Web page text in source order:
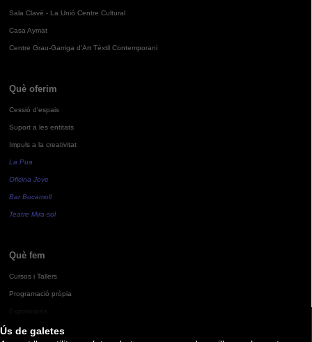
Ús de galetes
Sala Clavé - La Unió Centre Cultural
Casa Aymat
Centre Grau-Garriga d'Art Tèxtil Contemporani
Què oferim
Cessió d'espais
Suport a les entitats
Impuls a la creativitat
La Pua
Oficina Jove
Bar Bocamoll
Teatre Mira-sol
Què fem
Cursos i Tallers
Programació pròpia